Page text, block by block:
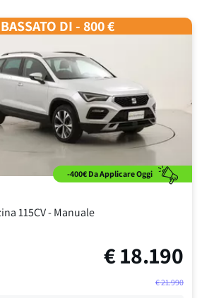
DI - 800 €
-400€ Da Applicare Oggi
115CV-Manuale
€18.190
€21.990